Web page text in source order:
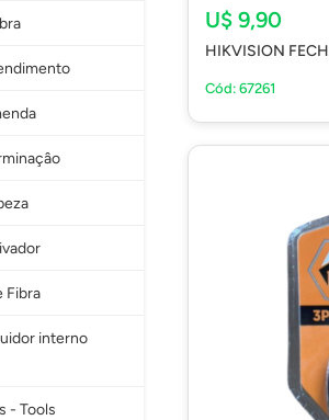
Fibra
interno
- Tools
U$ 9,90
HIKVISION
Cód: 67261